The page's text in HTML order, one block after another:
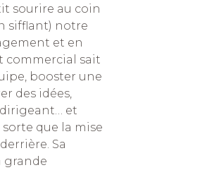
sourire au coin
sifflant) notre
et en
commercial sait
booster une
des idées,
et
que la mise
Sa
grande